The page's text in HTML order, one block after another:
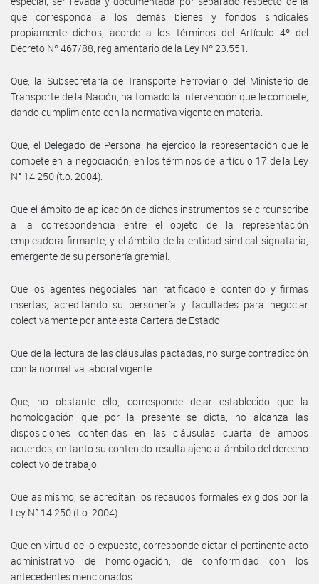
que corresponda a los demás bienes y fondos sindicales
propiamente dichos, acorde a los términos del Artículo 4º del
Decreto Nº 467/88, reglamentario de la Ley Nº 23.551.
Que, la Subsecretaría de Transporte Ferroviario del Ministerio de
Transporte de la Nación, ha tomado la intervención que le compete,
dando cumplimiento con la normativa vigente en materia.
Que, el Delegado de Personal ha ejercido la representación que le
compete en la negociación, en los términos del artículo 17 de la Ley
N° 14.250 (t.o. 2004).
Que el ámbito de aplicación de dichos instrumentos se circunscribe
a la correspondencia entre el objeto de la representación
empleadora firmante, y el ámbito de la entidad sindical signataria,
emergente de su personería gremial.
Que los agentes negociales han ratificado el contenido y firmas
insertas, acreditando su personería y facultades para negociar
colectivamente por ante esta Cartera de Estado.
Que de la lectura de las cláusulas pactadas, no surge contradicción
con la normativa laboral vigente.
Que, no obstante ello, corresponde dejar establecido que la
homologación que por la presente se dicta, no alcanza las
disposiciones contenidas en las cláusulas cuarta de ambos
acuerdos, en tanto su contenido resulta ajeno al ámbito del derecho
colectivo de trabajo.
Que asimismo, se acreditan los recaudos formales exigidos por la
Ley N° 14.250 (t.o. 2004).
Que en virtud de lo expuesto, corresponde dictar el pertinente acto
administrativo de homologación, de conformidad con los
antecedentes mencionados.